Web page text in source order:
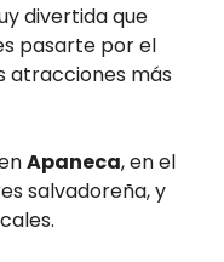
divertida que
pasarte por el
atracciones más
Apaneca, en el
salvadoreña, y